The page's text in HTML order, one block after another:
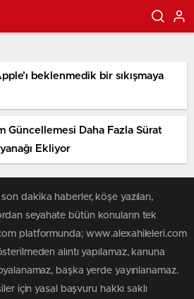
beklenmedik bir sıkışmaya
Güncellemesi Daha Fazla Sürat
Ekliyor
dakika haberler, köşe yazıları,
seyahate bütün konuların tek
platformunda; www.alexahileleri.com
alıntı yapılamaz, kanuna
başka yerde yayınlanamaz.
için yasal başvuru hakkı saklı